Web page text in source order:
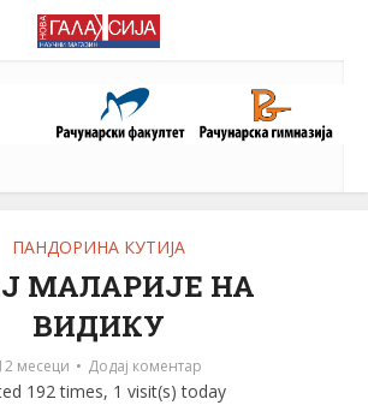
ПАНДОРИНА КУТИЈА
МАЛАРИЈЕ НА
ВИДИКУ
месеци Додај коментар
192 times, 1 visit(s) today